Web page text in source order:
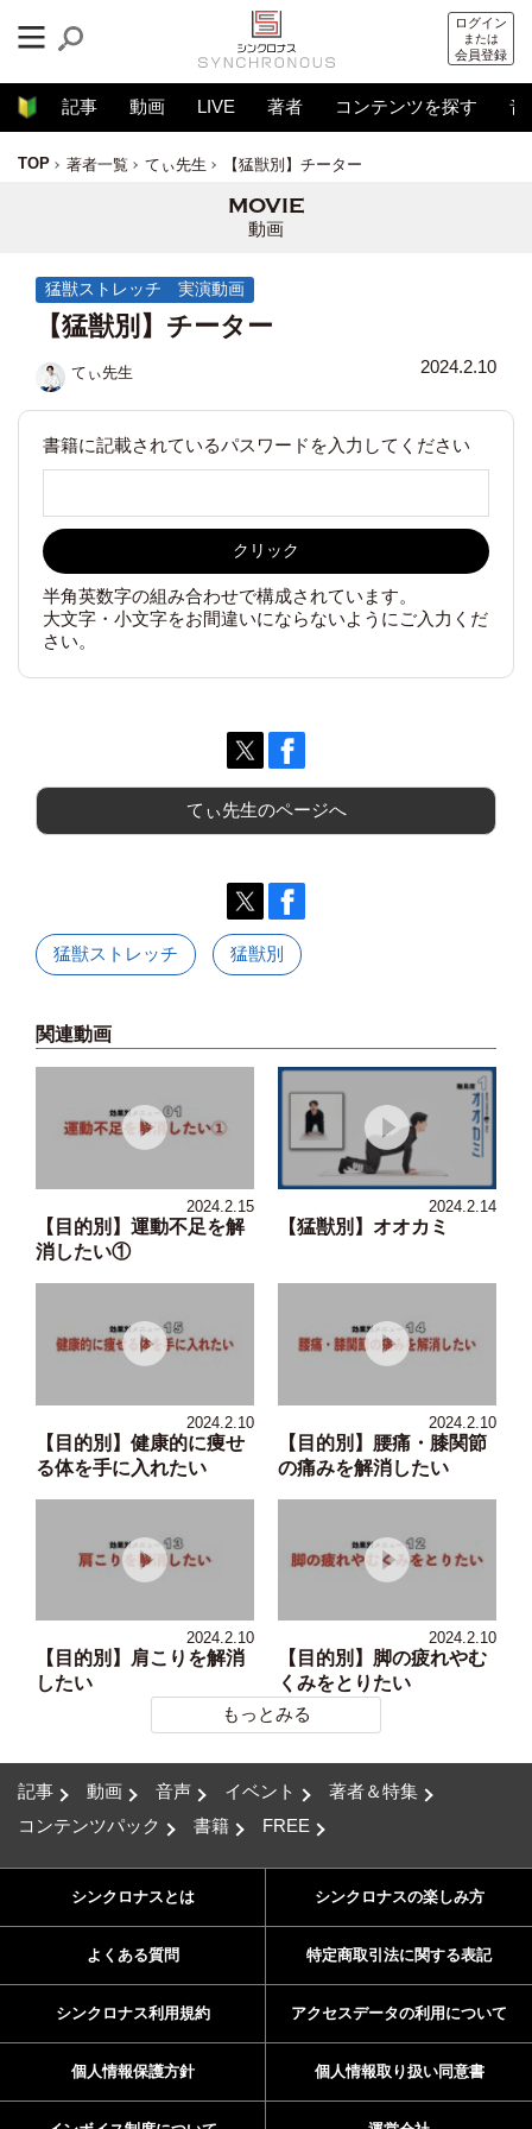
ログイン
または
会員登録
記事 動画 LIVE 著者 コンテンツを探す 音
TOP 著者一覧 てぃ先生 【猛獣別】チーター
動画
猛獣ストレッチ 実演動画
【猛獣別】チーター
てぃ先生 2024.2.10
書籍に記載されているパスワードを入力してください
クリック
半角英数字の組み合わせで構成されています。
大文字・小文字をお間違いにならないようにご入力くだ
さい。
てぃ先生のページへ
猛獣ストレッチ 猛獣別
関連動画
2024.2.15
【目的別】運動不足を解
消したい①
2024.2.14
【猛獣別】オオカミ
2024.2.10
【目的別】健康的に痩せ
る体を手に入れたい
2024.2.10
【目的別】腰痛・膝関節
の痛みを解消したい
2024.2.10
【目的別】肩こりを解消
したい
2024.2.10
【目的別】脚の疲れやむ
くみをとりたい
もっとみる
記事 動画 音声 イベント
著者＆特集
コンテンツパック
書籍 FREE
シンクロナスとは シンクロナスの楽しみ方
よくある質問 特定商取引法に関する表記
シンクロナス利用規約 アクセスデータの利用について
個人情報保護方針 個人情報取り扱い同意書